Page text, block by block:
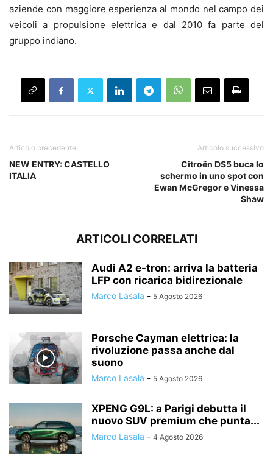
aziende con maggiore esperienza al mondo nel campo dei
veicoli a propulsione elettrica e dal 2010 fa parte del
gruppo indiano.
Articolo precedente
NEW ENTRY: CASTELLO
ITALIA
Articolo successivo
Citroën DS5 buca lo
schermo in uno spot con
Ewan McGregor e Vinessa
Shaw
ARTICOLI CORRELATI
Audi A2 e-tron: arriva la batteria
LFP con ricarica bidirezionale
Marco Lasala - 5 Agosto 2026
Porsche Cayman elettrica: la
rivoluzione passa anche dal
suono
Marco Lasala - 5 Agosto 2026
XPENG G9L: a Parigi debutta il
nuovo SUV premium che punta...
Marco Lasala - 4 Agosto 2026